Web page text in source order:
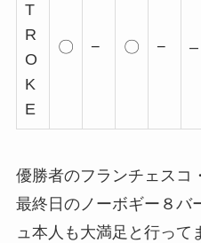
T
R
O
K
E
〇 − 〇 − –
優勝者のフランチェスコ
最終日のノーボギー８バ
ュ本人も大満足と行って